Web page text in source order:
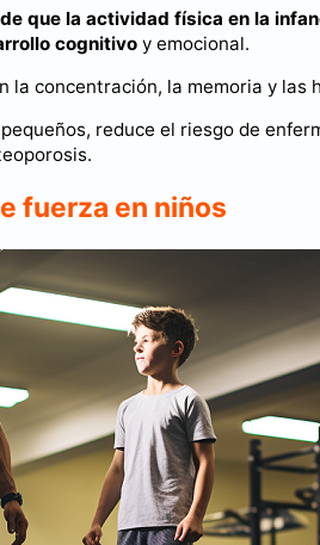
que la actividad física en la
cognitivo y emocional.
concentración, la memoria y las
reduce el riesgo de
fuerza en niños